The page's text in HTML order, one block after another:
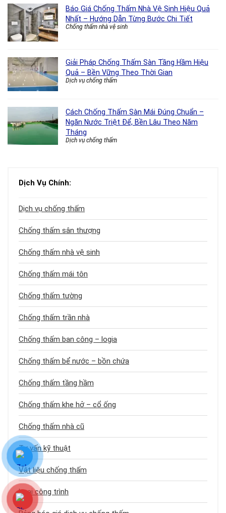
Báo Giá Chống Thấm Nhà Vệ Sinh Hiệu Quả
Nhất – Hướng Dẫn Từng Bước Chi Tiết
Chống thấm nhà vệ sinh
Giải Pháp Chống Thấm Sàn Tầng Hầm Hiệu
Quả – Bền Vững Theo Thời Gian
Dịch vụ chống thấm
Cách Chống Thấm Sàn Mái Đúng Chuẩn –
Ngăn Nước Triệt Để, Bền Lâu Theo Năm
Tháng
Dịch vụ chống thấm
Dịch Vụ Chính:
Dịch vụ chống thấm
Chống thấm sân thượng
Chống thấm nhà vệ sinh
Chống thấm mái tôn
Chống thấm tường
Chống thấm trần nhà
Chống thấm ban công – logia
Chống thấm bể nước – bồn chứa
Chống thấm tầng hầm
Chống thấm khe hở – cổ ống
Chống thấm nhà cũ
Tư vấn kỹ thuật
Vật liệu chống thấm
Loại công trình